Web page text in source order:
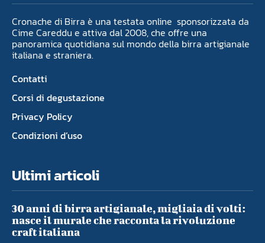
Cronache di Birra è una testata online sponsorizzata da
Cime Careddu e attiva dal 2008, che offre una
panoramica quotidiana sul mondo della birra artigianale
italiana e straniera.
Contatti
Corsi di degustazione
Privacy Policy
Condizioni d’uso
Ultimi articoli
30 anni di birra artigianale, migliaia di volti:
nasce il murale che racconta la rivoluzione
craft italiana